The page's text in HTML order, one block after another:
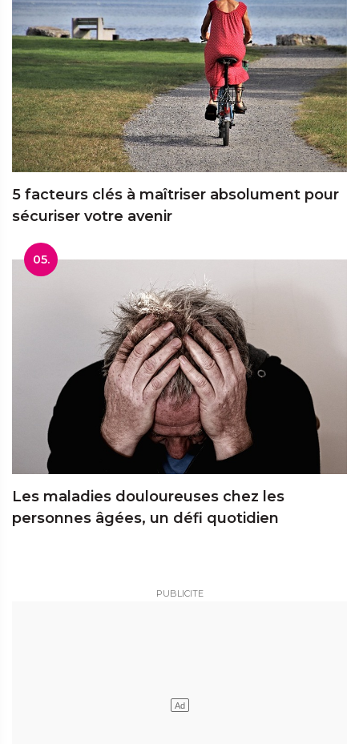
5 facteurs clés à maîtriser absolument pour
sécuriser votre avenir
05.
Les maladies douloureuses chez les
personnes âgées, un défi quotidien